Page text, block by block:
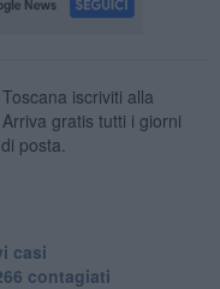
iscriviti alla
Arriva gratis tutti i giorni
posta.
casi
contagiati